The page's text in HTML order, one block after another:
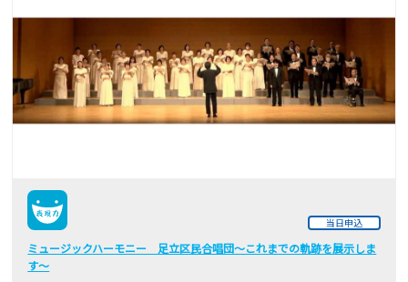
当日申込
ミュージックハーモニー 足立区民合唱団～これまでの軌跡を展示しま
す～